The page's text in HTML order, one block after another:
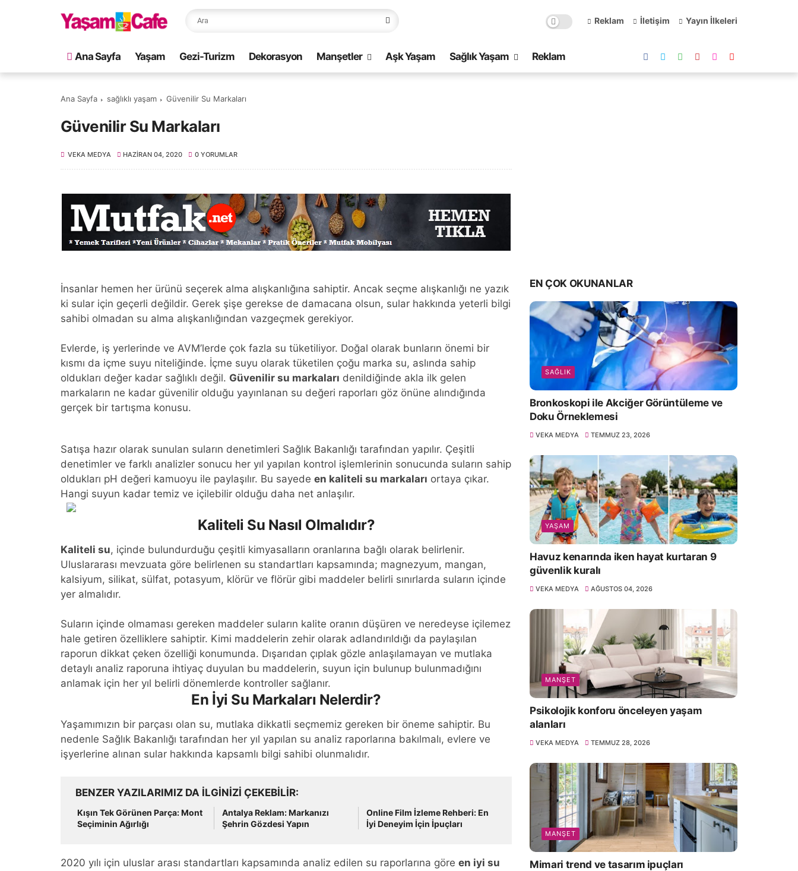
Reklam İletişim Yayın İlkeleri
Ana Sayfa Yaşam Gezi-Turizm Dekorasyon Manşetler Aşk Yaşam Sağlık Yaşam Reklam
Ana Sayfa sağlıklı yaşam Güvenilir Su Markaları
Güvenilir Su Markaları
VEKA MEDYA HAZIRAN 04, 2020 0 YORUMLAR
İnsanlar hemen her ürünü seçerek alma alışkanlığına sahiptir. Ancak seçme alışkanlığı ne yazık
ki sular için geçerli değildir. Gerek şişe gerekse de damacana olsun, sular hakkında yeterli bilgi
sahibi olmadan su alma alışkanlığından vazgeçmek gerekiyor.
Evlerde, iş yerlerinde ve AVM’lerde çok fazla su tüketiliyor. Doğal olarak bunların önemi bir
kısmı da içme suyu niteliğinde. İçme suyu olarak tüketilen çoğu marka su, aslında sahip
oldukları değer kadar sağlıklı değil. Güvenilir su markaları denildiğinde akla ilk gelen
markaların ne kadar güvenilir olduğu yayınlanan su değeri raporları göz önüne alındığında
gerçek bir tartışma konusu.
Satışa hazır olarak sunulan suların denetimleri Sağlık Bakanlığı tarafından yapılır. Çeşitli
denetimler ve farklı analizler sonucu her yıl yapılan kontrol işlemlerinin sonucunda suların sahip
oldukları pH değeri kamuoyu ile paylaşılır. Bu sayede en kaliteli su markaları ortaya çıkar.
Hangi suyun kadar temiz ve içilebilir olduğu daha net anlaşılır.
Kaliteli Su Nasıl Olmalıdır?
Kaliteli su, içinde bulundurduğu çeşitli kimyasalların oranlarına bağlı olarak belirlenir.
Uluslararası mevzuata göre belirlenen su standartları kapsamında; magnezyum, mangan,
kalsiyum, silikat, sülfat, potasyum, klörür ve flörür gibi maddeler belirli sınırlarda suların içinde
yer almalıdır.
Suların içinde olmaması gereken maddeler suların kalite oranın düşüren ve neredeyse içilemez
hale getiren özelliklere sahiptir. Kimi maddelerin zehir olarak adlandırıldığı da paylaşılan
raporun dikkat çeken özelliği konumunda. Dışarıdan çıplak gözle anlaşılamayan ve mutlaka
detaylı analiz raporuna ihtiyaç duyulan bu maddelerin, suyun için bulunup bulunmadığını
anlamak için her yıl belirli dönemlerde kontroller sağlanır.
En İyi Su Markaları Nelerdir?
Yaşamımızın bir parçası olan su, mutlaka dikkatli seçmemiz gereken bir öneme sahiptir. Bu
nedenle Sağlık Bakanlığı tarafından her yıl yapılan su analiz raporlarına bakılmalı, evlere ve
işyerlerine alınan sular hakkında kapsamlı bilgi sahibi olunmalıdır.
BENZER YAZILARIMIZ DA ILGINIZI ÇEKEBILIR
Kışın Tek Görünen Parça: Mont
Seçiminin Ağırlığı
Antalya Reklam: Markanızı
Şehrin Gözdesi Yapın
Online Film İzleme Rehberi: En
İyi Deneyim İçin İpuçları
2020 yılı için uluslar arası standartları kapsamında analiz edilen su raporlarına göre en iyi su
EN ÇOK OKUNANLAR
SAĞLIK
Bronkoskopi ile Akciğer Görüntüleme ve
Doku Örneklemesi
VEKA MEDYA TEMMUZ 23, 2026
YAŞAM
Havuz kenarında iken hayat kurtaran 9
güvenlik kuralı
VEKA MEDYA AĞUSTOS 04, 2026
MANŞET
Psikolojik konforu önceleyen yaşam
alanları
VEKA MEDYA TEMMUZ 28, 2026
MANŞET
Mimari trend ve tasarım ipuçları